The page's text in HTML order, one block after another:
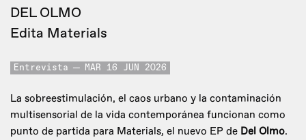
DEL OLMO
Edita Materials
Entrevista MAR 16 JUN 2026
La sobreestimulación, el caos urbano y la contaminación
multisensorial de la vida contemporánea funcionan como
punto de partida para Materials, el nuevo EP de Del Olmo.